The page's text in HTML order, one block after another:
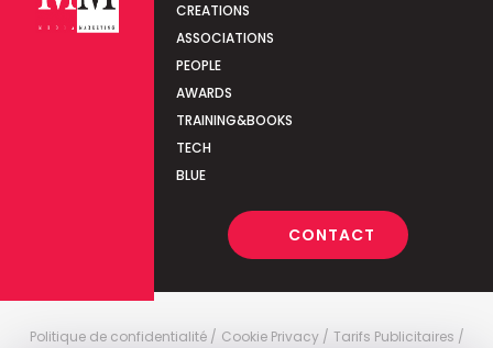
CREATIONS
ASSOCIATIONS
PEOPLE
AWARDS
TRAINING&BOOKS
TECH
BLUE
CONTACT
Politique de confidentialité Cookie Privacy
Tarifs Publicitaires